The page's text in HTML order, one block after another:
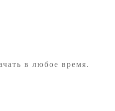
в любое время.